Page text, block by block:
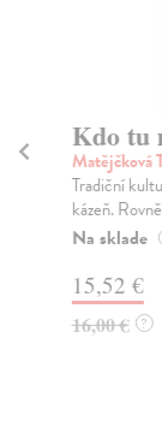
Kdo tu
Matějčková
Tradiční
kázeň.
Na sklade
15,52 €
16,00 € ?